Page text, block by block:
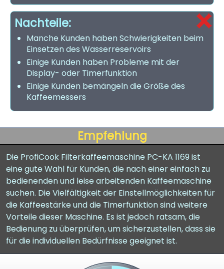
Nachteile:
Manche Kunden haben Schwierigkeiten beim
Einsetzen des Wasserreservoirs
Einige Kunden haben Probleme mit der
Display- oder Timerfunktion
Einige Kunden bemängeln die Größe des
Kaffeemessers
Empfehlung
Die ProfiCook Filterkaffeemaschine PC-KA 1169 ist
eine gute Wahl für Kunden, die nach einer einfach zu
bedienenden und leise arbeitenden Kaffeemaschine
suchen. Die Vielfältigkeit der Einstellmöglichkeiten für
die Kaffeestärke und die Timerfunktion sind weitere
Vorteile dieser Maschine. Es ist jedoch ratsam, die
Bedienung zu überprüfen, um sicherzustellen, dass sie
für die individuellen Bedürfnisse geeignet ist.